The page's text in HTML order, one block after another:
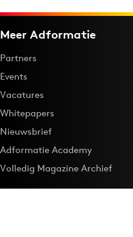
Meer Adformatie
Partners
Events
Vacatures
Whitepapers
Nieuwsbrief
Adformatie Academy
Volledig Magazine Archief